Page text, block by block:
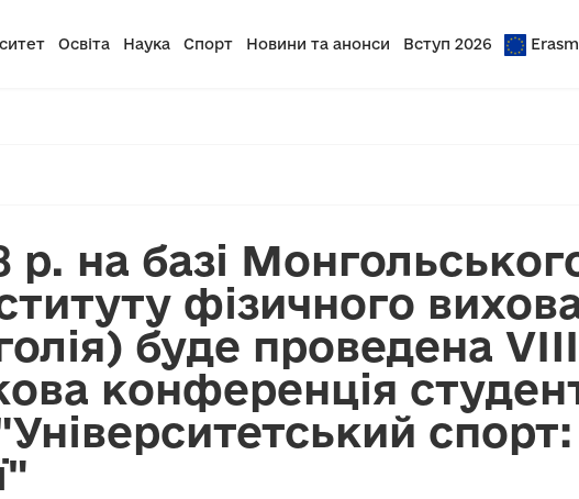
Освіта Наука Спорт Новини та анонси Вступ 2026
р. на базі
фізичного
буде проведена VIII
конференція
спорт: